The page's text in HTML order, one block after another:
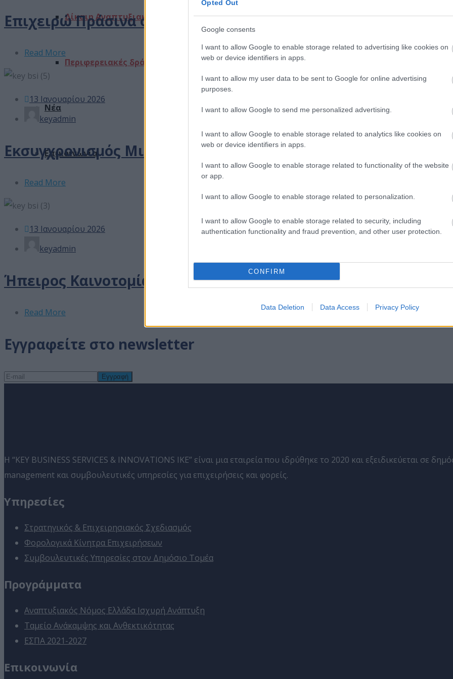
Opted Out
Google consents
I want to allow Google to enable storage related to advertising like cookies on
web or device identifiers in apps.
I want to allow my user data to be sent to Google for online advertising
purposes.
I want to allow Google to send me personalized advertising.
I want to allow Google to enable storage related to analytics like cookies on
web or device identifiers in apps.
I want to allow Google to enable storage related to functionality of the website
or app.
I want to allow Google to enable storage related to personalization.
I want to allow Google to enable storage related to security, including
authentication functionality and fraud prevention, and other user protection.
CONFIRM
Data Deletion Data Access Privacy Policy
Δίκαιη Αναπτυξιακή Μετάβαση
Περιφερειακές δράσεις
Νέα
Επικοινωνία
Επιχειρώ Πράσινα στην Κρήτη
Read More
13 Ιανουαρίου 2026
keyadmin
Εκσυγχρονισμός Μικρής Επιχειρηματικότητας Δυτικής
Read More
13 Ιανουαρίου 2026
keyadmin
Ήπειρος Καινοτομίας: Δημιουργία και Ενίσχυση Startup &
Read More
Εγγραφείτε στο newsletter
Η “KEY BUSINESS SERVICES & INNOVATIONS IKE” είναι μια εταιρεία που ιδρύθηκε το 2020 και εξειδικεύεται σε
management και συμβουλευτικές υπηρεσίες για επιχειρήσεις και φορείς.
Υπηρεσίες
Στρατηγικός & Επιχειρησιακός Σχεδιασμός
Φορολογικά Κίνητρα Επιχειρήσεων
Συμβουλευτικές Υπηρεσίες στον Δημόσιο Τομέα
Προγράμματα
Αναπτυξιακός Νόμος Ελλάδα Ισχυρή Ανάπτυξη
Ταμείο Ανάκαμψης και Ανθεκτικότητας
ΕΣΠΑ 2021-2027
Επικοινωνία